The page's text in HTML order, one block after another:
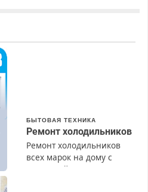
БЫТОВАЯ ТЕХНИКА
Ремонт холодильников
Ремонт холодильников
всех марок на дому с
гарантией. Замена